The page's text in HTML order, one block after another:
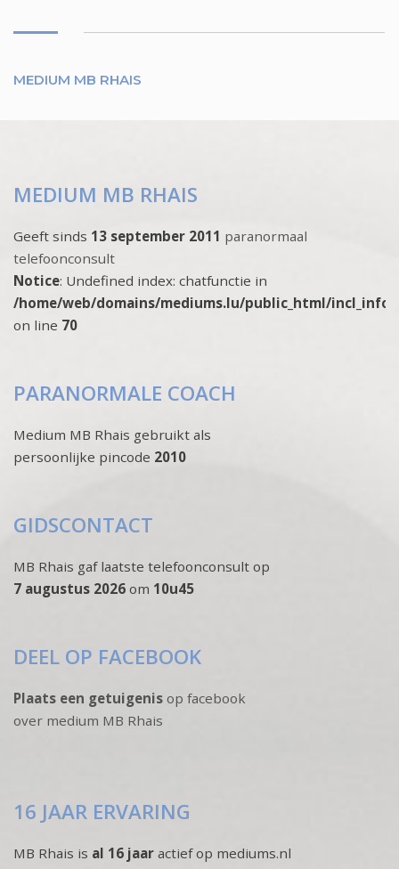
MEDIUM MB RHAIS
MEDIUM MB RHAIS
Geeft sinds 13 september 2011 paranormaal
telefoonconsult
Notice: Undefined index: chatfunctie in
/home/web/domains/mediums.lu/public_html/
on line 70
PARANORMALE COACH
Medium MB Rhais gebruikt als
persoonlijke pincode 2010
GIDSCONTACT
MB Rhais gaf laatste telefoonconsult op
7 augustus 2026 om 10u45
DEEL OP FACEBOOK
Plaats een getuigenis op facebook
over medium MB Rhais
16 JAAR ERVARING
MB Rhais is al 16 jaar actief op mediums.nl